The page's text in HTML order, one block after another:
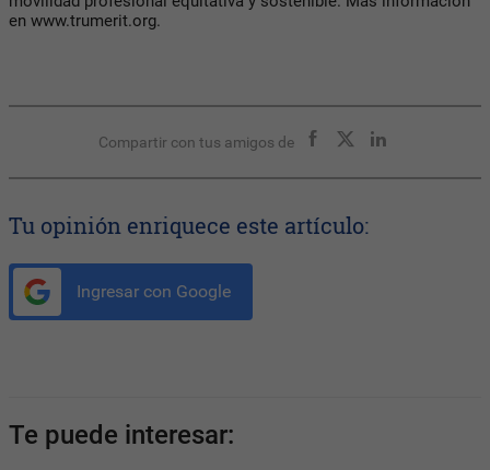
en www.trumerit.org.
Compartir con tus amigos de
Tu opinión enriquece este artículo:
Ingresar con Google
Te puede interesar: